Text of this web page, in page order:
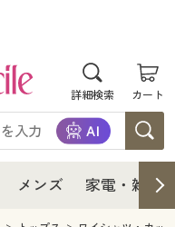
詳細検索 カート
メンズ 家電・雑貨